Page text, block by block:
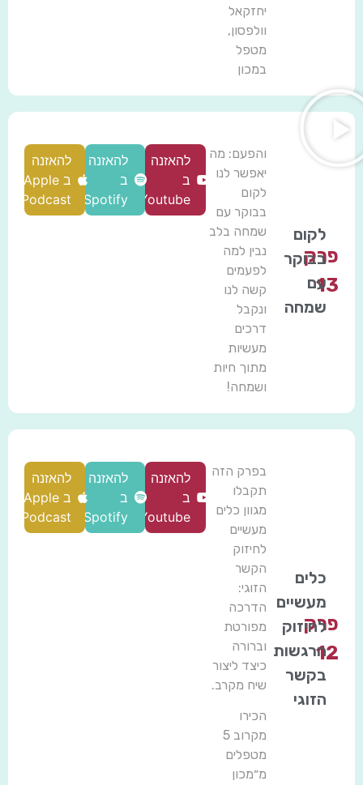
יחזקאל
וולפסון,
מטפל
במכון
פרק
13
לקום
בבוקר
עם
שמחה
והפעם: מה
יאפשר לנו
לקום
בבוקר עם
שמחה בלב
נבין למה
לפעמים
קשה לנו
ונקבל
דרכים
מעשיות
מתוך חיות
ושמחה!
להאזנה
ב
Youtube
להאזנה
ב
Spotify
להאזנה
ב Apple
Podcast
פרק
12
כלים
מעשיים
לחיזוק
הרגשות
בקשר
הזוגי
בפרק הזה
תקבלו
מגוון כלים
מעשיים
לחיזוק
הקשר
הזוגי:
הדרכה
מפורטת
וברורה
כיצד ליצור
שיח מקרב.
הכירו
מקרוב 5
מטפלים
מ״מכון
להאזנה
ב
Youtube
להאזנה
ב
Spotify
להאזנה
ב Apple
Podcast